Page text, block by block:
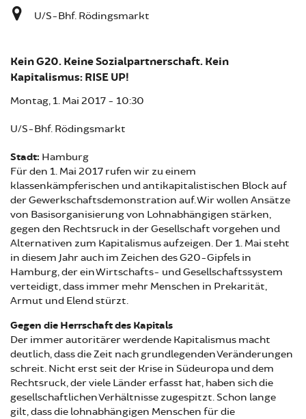
U/S-Bhf. Rödingsmarkt
Kein G20. Keine Sozialpartnerschaft. Kein
Kapitalismus: RISE UP!
Montag, 1. Mai 2017 - 10:30
U/S-Bhf. Rödingsmarkt
Stadt: Hamburg
Für den 1. Mai 2017 rufen wir zu einem
klassenkämpferischen und antikapitalistischen Block auf
der Gewerkschaftsdemonstration auf. Wir wollen Ansätze
von Basisorganisierung von Lohnabhängigen stärken,
gegen den Rechtsruck in der Gesellschaft vorgehen und
Alternativen zum Kapitalismus aufzeigen. Der 1. Mai steht
in diesem Jahr auch im Zeichen des G20-Gipfels in
Hamburg, der ein Wirtschafts- und Gesellschaftssystem
verteidigt, dass immer mehr Menschen in Prekarität,
Armut und Elend stürzt.
Gegen die Herrschaft des Kapitals
Der immer autoritärer werdende Kapitalismus macht
deutlich, dass die Zeit nach grundlegenden Veränderungen
schreit. Nicht erst seit der Krise in Südeuropa und dem
Rechtsruck, der viele Länder erfasst hat, haben sich die
gesellschaftlichen Verhältnisse zugespitzt. Schon lange
gilt, dass die lohnabhängigen Menschen für die